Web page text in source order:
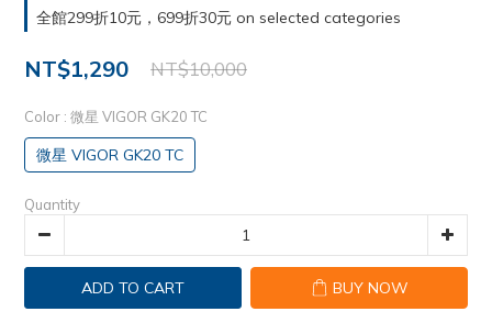
全館299折10元，699折30元 on selected categories
NT$1,290 NT$10,000
Color : 微星 VIGOR GK20 TC
微星 VIGOR GK20 TC
Quantity
ADD TO CART BUY NOW